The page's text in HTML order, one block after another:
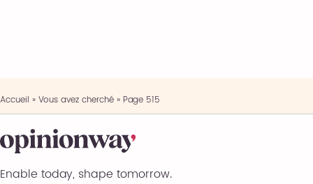
Accueil » Vous avez cherché» Page 515
Enable today, shape tomorrow.